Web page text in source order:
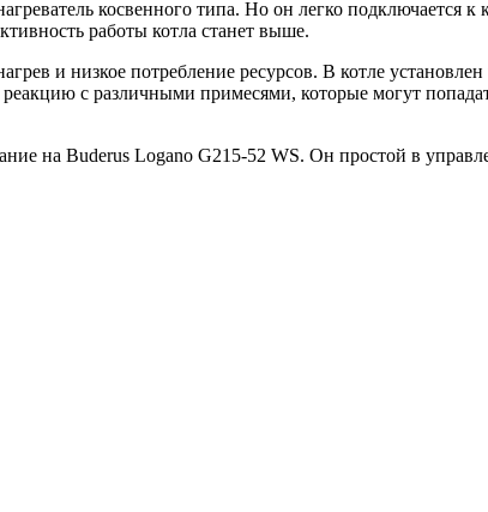
косвенного типа. Но он легко подключается
работы котла станет выше.
и низкое потребление ресурсов. В котле
с различными примесями, которые могут
на Buderus Logano G215-52 WS. Он простой в